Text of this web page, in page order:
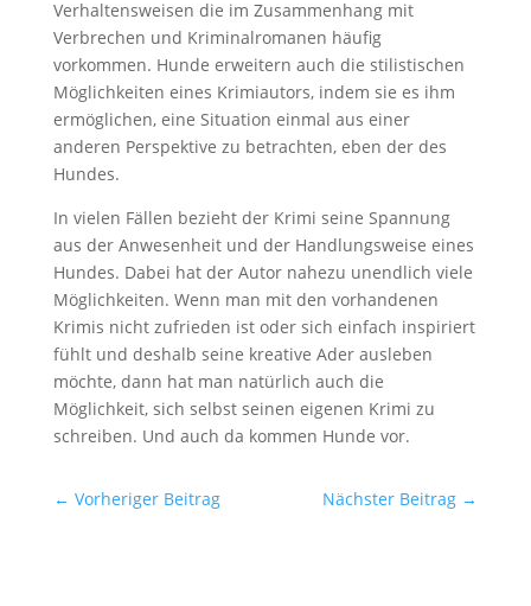
Verhaltensweisen die im Zusammenhang mit
Verbrechen und Kriminalromanen häufig
vorkommen. Hunde erweitern auch die stilistischen
Möglichkeiten eines Krimiautors, indem sie es ihm
ermöglichen, eine Situation einmal aus einer
anderen Perspektive zu betrachten, eben der des
Hundes.
In vielen Fällen bezieht der Krimi seine Spannung
aus der Anwesenheit und der Handlungsweise eines
Hundes. Dabei hat der Autor nahezu unendlich viele
Möglichkeiten. Wenn man mit den vorhandenen
Krimis nicht zufrieden ist oder sich einfach inspiriert
fühlt und deshalb seine kreative Ader ausleben
möchte, dann hat man natürlich auch die
Möglichkeit, sich selbst seinen eigenen Krimi zu
schreiben. Und auch da kommen Hunde vor.
← Vorheriger Beitrag Nächster Beitrag →